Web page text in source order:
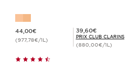
44,00€
(977,78€/1L)
Prix Club Clarins 39,60€
39,60€
PRIX CLUB CLARINS
(880,00€/1L)